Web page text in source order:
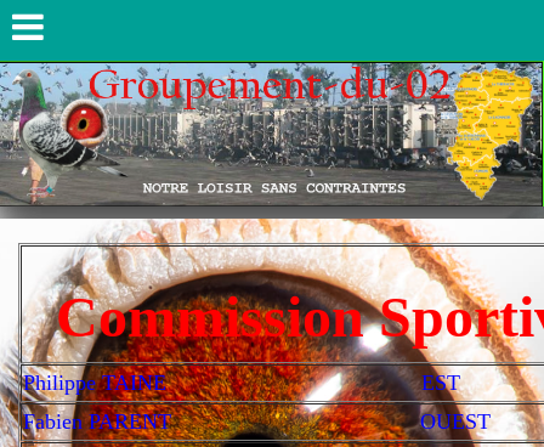
Commission
Philippe TAINE EST
Fabien PARENT OUEST